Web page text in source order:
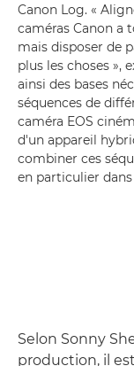
Canon Log. «
caméras Canon a
mais disposer de
plus les choses »,
ainsi des bases
séquences de
caméra EOS
d'un appareil
combiner ces
en particulier
Selon Sonny
production, il